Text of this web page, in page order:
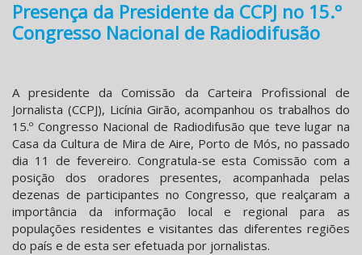
Presença da Presidente da CCPJ no 15.º
Congresso Nacional de Radiodifusão
A presidente da Comissão da Carteira Profissional de
Jornalista (CCPJ), Licínia Girão, acompanhou os trabalhos do
15.º Congresso Nacional de Radiodifusão que teve lugar na
Casa da Cultura de Mira de Aire, Porto de Mós, no passado
dia 11 de fevereiro. Congratula-se esta Comissão com a
posição dos oradores presentes, acompanhada pelas
dezenas de participantes no Congresso, que realçaram a
importância da informação local e regional para as
populações residentes e visitantes das diferentes regiões
do país e de esta ser efetuada por jornalistas.